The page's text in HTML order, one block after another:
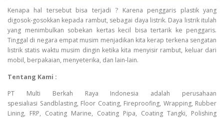
Kenapa hal tersebut bisa terjadi ? Karena penggaris plastik yang
digosok-gosokkan kepada rambut, sebagai daya listrik. Daya listrik itulah
yang menimbulkan sobekan kertas kecil bisa tertarik ke penggaris.
Tinggal di negara empat musim menjadikan kita kerap terkena sengatan
listrik statis waktu musim dingin ketika kita menyisir rambut, keluar dari
mobil, berpakaian, menyeterika, dan lain-lain.
Tentang Kami :
PT Multi Berkah Raya Indonesia adalah perusahaan
spesialiasi Sandblasting, Floor Coating, Fireproofing, Wrapping, Rubber
Lining, FRP, Coating Marine, Coating Pipa, Coating Tangki, Polishing